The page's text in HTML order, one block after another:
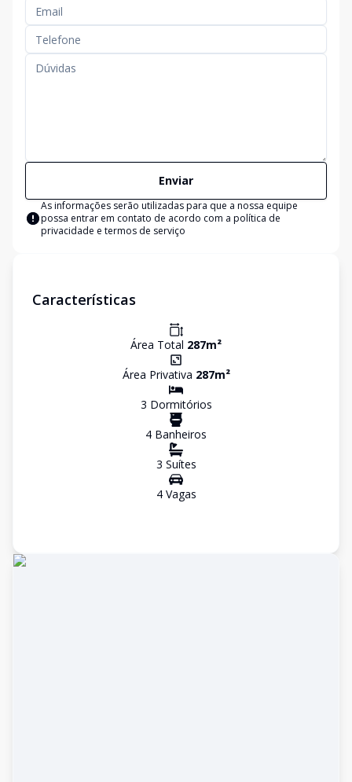
Enviar
As informações serão utilizadas para que a nossa equipe
possa entrar em contato de acordo com a política de
privacidade e termos de serviço
Características
Área Total 287m²
Área Privativa 287m²
3 Dormitórios
4 Banheiros
3 Suítes
4Vagas